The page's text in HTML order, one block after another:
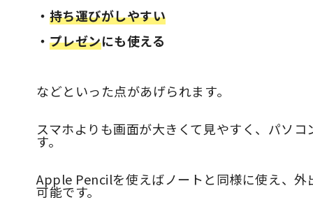
・ 持ち運びがしやすい
・ プレゼンにも使える
などといった点があげられます。
スマホよりも画面が大きくて見やすく、パソ
す。
Apple Pencilを使えばノートと同様に使え、
可能です。